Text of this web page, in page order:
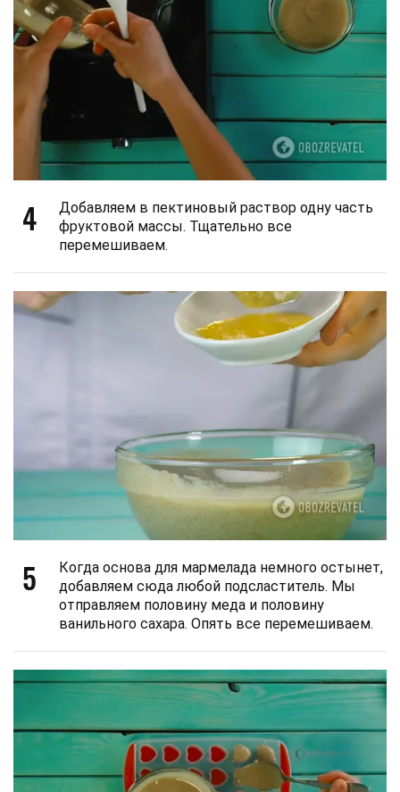
4
Добавляем в пектиновый раствор одну часть
фруктовой массы. Тщательно все
перемешиваем.
5
Когда основа для мармелада немного остынет,
добавляем сюда любой подсластитель. Мы
отправляем половину меда и половину
ванильного сахара. Опять все перемешиваем.